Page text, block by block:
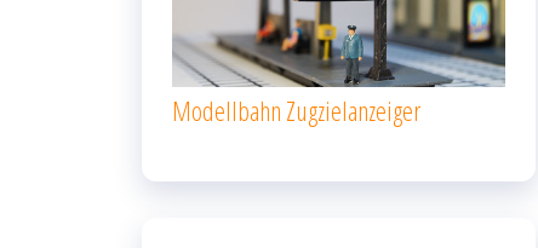
Modellbahn Zugzielanzeiger